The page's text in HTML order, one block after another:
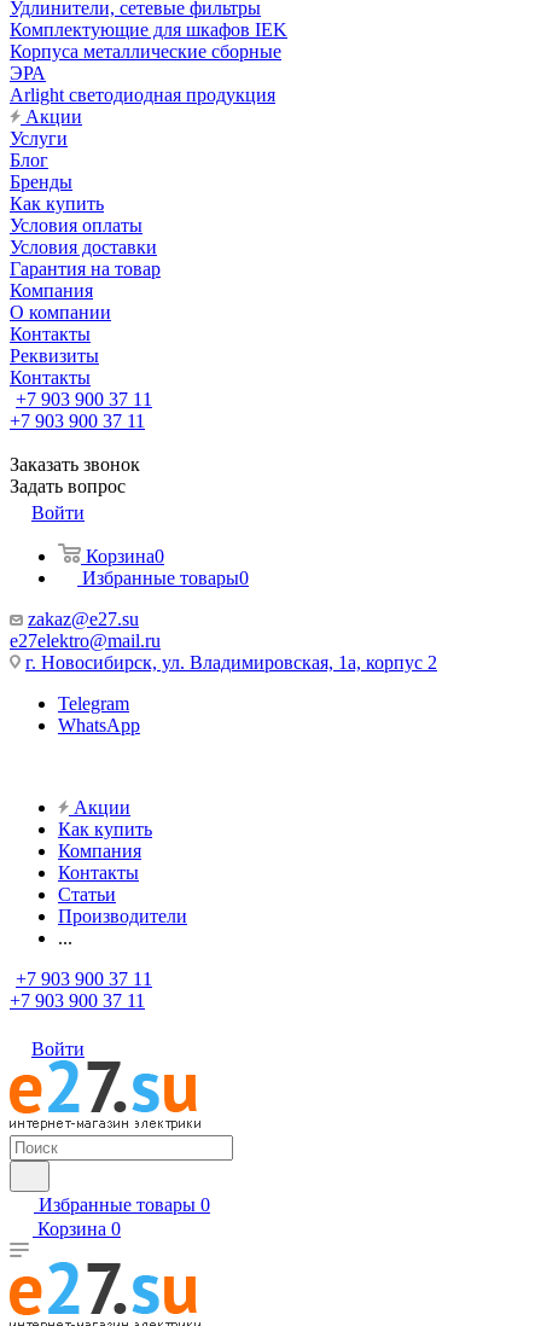
Удлинители, сетевые фильтры
Комплектующие для шкафов IEK
Корпуса металлические сборные
ЭРА
Arlight светодиодная продукция
Акции
Услуги
Блог
Бренды
Как купить
Условия оплаты
Условия доставки
Гарантия на товар
Компания
О компании
Контакты
Реквизиты
Контакты
+7 903 900 37 11
+7 903 900 37 11
Заказать звонок
Задать вопрос
Войти
Корзина0
Избранные товары0
zakaz@e27.su
e27elektro@mail.ru
г. Новосибирск, ул. Владимировская, 1а, корпус 2
Telegram
WhatsApp
Акции
Как купить
Компания
Контакты
Статьи
Производители
...
+7 903 900 37 11
+7 903 900 37 11
Войти
Избранные товары 0
Корзина 0